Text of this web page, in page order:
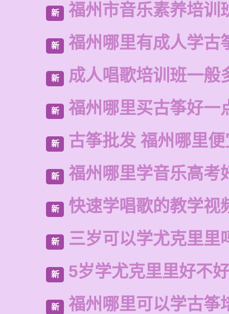
新 福州市音乐素养培训
新 福州哪里有成人学古
新 成人唱歌培训班一般
新 福州哪里买古筝好一
新 古筝批发 福州哪里
新 福州哪里学音乐高考
新 快速学唱歌的教学视
新 三岁可以学尤克里里
新 5岁学尤克里里好不好
新 福州哪里可以学古筝